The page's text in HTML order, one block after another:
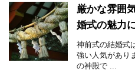
厳かな雰囲
婚式の魅力
神前式の結婚式
強い人気があり
の神殿で ...